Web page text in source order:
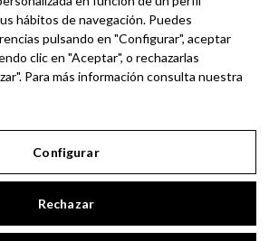
BUSCAR
de la búsqueda y presiona
hábitos de navegación. Puedes
pulsando en "Configurar", aceptar
clic en "Aceptar", o rechazarlas
Para más información consulta nuestra
Configurar
Rechazar
Aviso Legal
Política de Privacidad
Política de Cookies